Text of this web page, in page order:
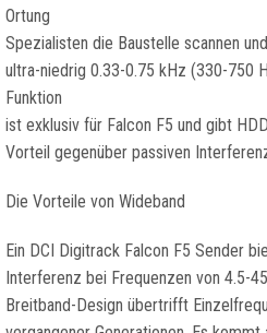
Ortung
Spezialisten die Baustelle scannen
ultra-niedrig 0.33-0.75 kHz (330-750
Funktion
ist exklusiv für Falcon F5 und gibt
Vorteil gegenüber passiven
Die Vorteile von Wideband
Ein DCI Digitrack Falcon F5 Sender
Interferenz bei Frequenzen von 4.5-
Breitband-Design übertrifft